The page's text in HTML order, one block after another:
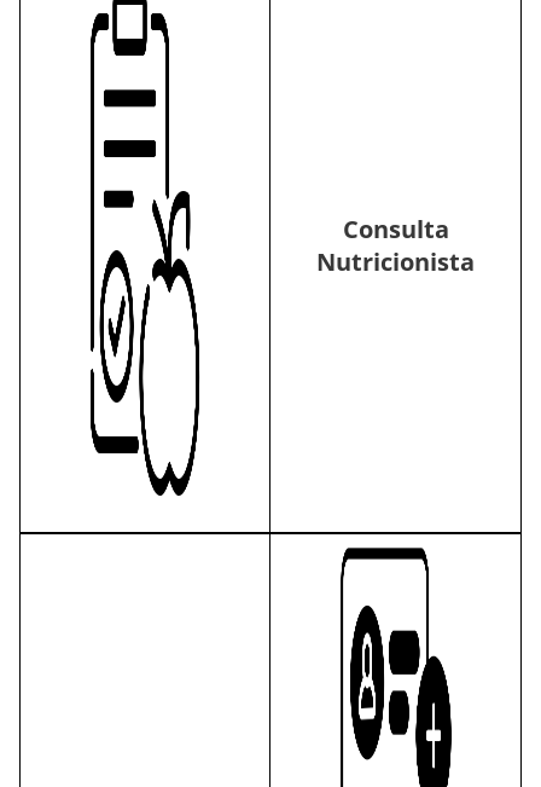
Consulta
Nutricionista